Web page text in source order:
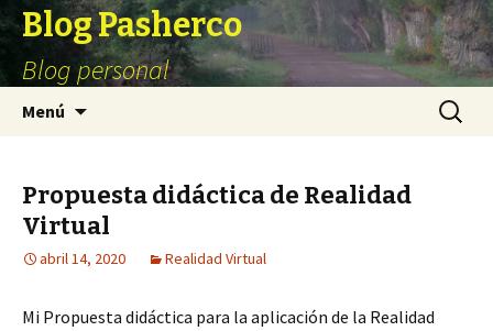
Blog Pasherco
Blog personal
Menú Buscar:
Propuesta didáctica de Realidad
Virtual
abril 14, 2020 Realidad Virtual
Mi Propuesta didáctica para la aplicación de la Realidad